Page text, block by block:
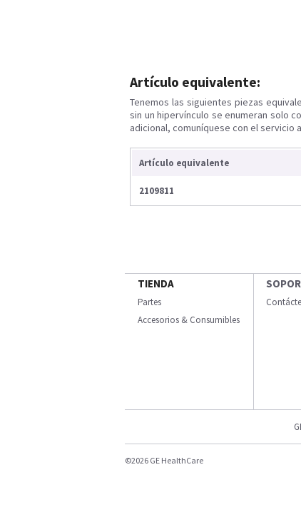
Artículo equivalente:
Tenemos las siguientes piezas
sin un hipervínculo se enumeran solo
adicional, comuníquese con el servicio
Artículo equivalente
2109811
TIENDA
Partes
Accesorios & Consumibles
©2026 GE HealthCare